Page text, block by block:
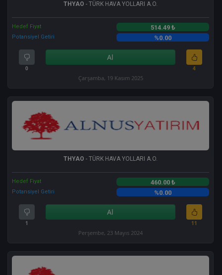
THYAO - TÜRK HAVA YOLLARI A.O.
Hedef Fiyat 514.49 ₺
Potansiyel Getiri %0.00
0
Al
4
Çarşamba, 19 Kasım 2025
THYAO - TÜRK HAVA YOLLARI A.O.
Hedef Fiyat 460.00 ₺
Potansiyel Getiri %0.00
1
Al
11
Perşembe, 23 Mayıs 2024